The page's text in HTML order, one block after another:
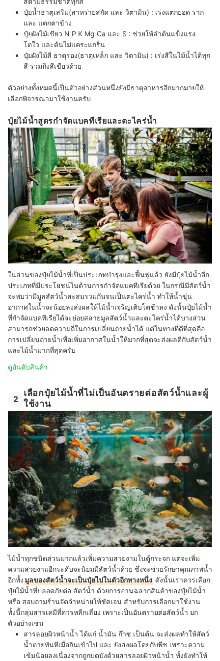
ปุ๋ยน้ำธาตุเสริม(สาหร่ายสกัด และ วิตามิน) : เร่งแตกยอด ราก
และ แตกตาข้าง
ปุ๋ยฝังไม้เขียว N P K Mg Ca และ S : ช่วยให้ลำต้นแข็งแรง
โตใว และต้นไม่แคระแกร็น
ปุ๋ยฝังไม้สี ธาตุรอง(ธาตุเหล็ก และ วิตามิน) : เร่งสีในไม้น้ำได้ทุก
สี รวมถึงสีเขียวด้วย
ตัวอย่างทั้งหมดนี้เป็นตัวอย่างส่วนหนึ่งยังมีธาตุอาหารอีกมากมายให้
เลือกพิจารณามาใช้งานครับ
ปุ๋ยไม้น้ำสูตรกำจัดแบคทีเรียและตะไคร่น้ำ
ในส่วนของปุ๋ยไม้น้ำที่เป็นประเภทบำรุงและฟื้นฟูแล้ว ยังมีปุ๋ยไม้น้ำอีก
ประเภทที่มีประโยชน์ในด้านการกำจัดแบคทีเรียด้วย ในกรณีมีสัตว์น้ำ
จะพบว่ามีมูลสัตว์น้ำสะสมรวมกันจนเป็นตะไคร่น้ำ ทำให้น้ำขุ่น
อากาศในน้ำจะน้อยลงส่งผลให้ไม้น้ำเจริญเติบโตช้าลง ดังนั้นปุ๋ยไม้น้ำ
ที่กำจัดแบคทีเรียได้จะย่อยสลายมูลสัตว์น้ำและตะไคร่น้ำได้บางส่วน
สามารถช่วยลดความถี่ในการเปลี่ยนถ่ายน้ำได้ แต่ในทางที่ดีที่สุดคือ
การเปลี่ยนถ่ายน้ำเพื่อเพิ่มอากาศในน้ำให้มากที่สุดจะส่งผลดีกับสัตว์น้ำ
และไม้น้ำมากที่สุดครับ
ดูอันดับสินค้า
2
เลือกปุ๋ยไม้น้ำที่ไม่เป็นอันตรายต่อสัตว์น้ำและผู้
ใช้งาน
ไม้น้ำทุกชนิดส่วนมากแล้วเพิ่มความสวยงามในตู้กระจก แต่จะเพิ่ม
ความสวยงามอีกระดับจะนิยมมีสัตว์น้ำด้วย ซึ่งจะช่วยรักษาคุณภาพน้ำ
อีกทั้งมูลของสัตว์น้ำจะเป็นปุ๋ยไปในตัวอีกทางหนึ่ง ดังนั้นเราควรเลือก
ปุ๋ยไม้น้ำที่ปลอดภัยต่อ สัตว์น้ำ ด้วยการอ่านฉลากสินค้าของปุ๋ยไม้น้ำ
หรือ สอบถามร้านจัดจำหน่ายให้ชัดเจน สำหรับการเลือกมาใช้งาน
ทั้งนี้กลุ่มสารเคมีที่ควรหลีกเลี่ยง เพราะเป็นอันตรายต่อสัตว์น้ำ ยก
ตัวอย่างเช่น
สารลอยผิวหน้าน้ำ ได้แก่ น้ำมัน ก๊าซ เป็นต้น จะส่งผลทำให้สัตว์
น้ำตายทันทีเมื่อกินเข้าไป และ ยังส่งผลโดยกับพืช เพราะความ
เข้มน้อยลงเนื่องจากถูกบดบังด้วยสารลอยผิวหน้าน้ำ ทั้งยังทำให้